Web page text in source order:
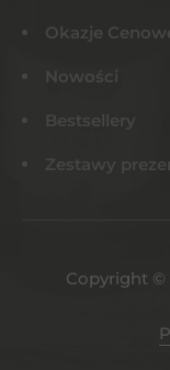
Okazje
Nowości
Bestsellery
Zestawy
Copyright ©